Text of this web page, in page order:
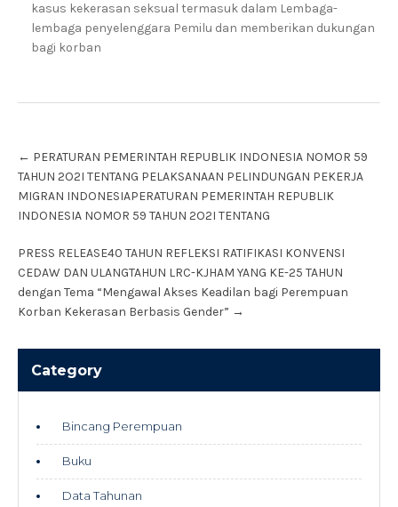
kasus kekerasan seksual termasuk dalam Lembaga-
lembaga penyelenggara Pemilu dan memberikan dukungan
bagi korban
navigation
← PERATURAN PEMERINTAH REPUBLIK INDONESIA NOMOR 59
TAHUN 2O2I TENTANG PELAKSANAAN PELINDUNGAN PEKERJA
MIGRAN INDONESIAPERATURAN PEMERINTAH REPUBLIK
INDONESIA NOMOR 59 TAHUN 2O2I TENTANG
PRESS RELEASE40 TAHUN REFLEKSI RATIFIKASI KONVENSI
CEDAW DAN ULANGTAHUN LRC-KJHAM YANG KE-25 TAHUN
dengan Tema “Mengawal Akses Keadilan bagi Perempuan
Korban Kekerasan Berbasis Gender” →
Category
Bincang Perempuan
Buku
Data Tahunan